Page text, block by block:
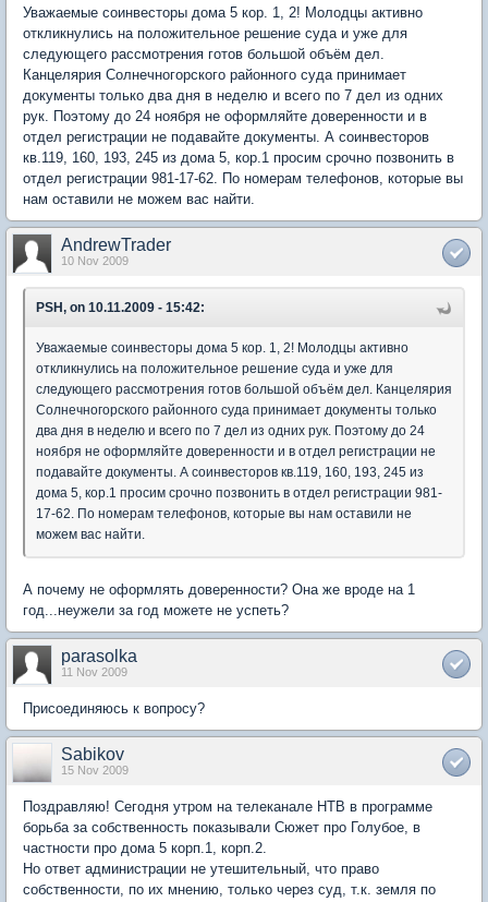
Уважаемые соинвесторы дома 5 кор. 1, 2! Молодцы активно
откликнулись на положительное решение суда и уже для
следующего рассмотрения готов большой объём дел.
Канцелярия Солнечногорского районного суда принимает
документы только два дня в неделю и всего по 7 дел из одних
рук. Поэтому до 24 ноября не оформляйте доверенности и в
отдел регистрации не подавайте документы. А соинвесторов
кв.119, 160, 193, 245 из дома 5, кор.1 просим срочно позвонить в
отдел регистрации 981-17-62. По номерам телефонов, которые вы
нам оставили не можем вас найти.
AndrewTrader
10 Nov 2009
PSH, on 10.11.2009 - 15:42:
Уважаемые соинвесторы дома 5 кор. 1, 2! Молодцы активно
откликнулись на положительное решение суда и уже для
следующего рассмотрения готов большой объём дел. Канцелярия
Солнечногорского районного суда принимает документы только
два дня в неделю и всего по 7 дел из одних рук. Поэтому до 24
ноября не оформляйте доверенности и в отдел регистрации не
подавайте документы. А соинвесторов кв.119, 160, 193, 245 из
дома 5, кор.1 просим срочно позвонить в отдел регистрации 981-
17-62. По номерам телефонов, которые вы нам оставили не
можем вас найти.
А почему не оформлять доверенности? Она же вроде на 1
год...неужели за год можете не успеть?
parasolka
11 Nov 2009
Присоединяюсь к вопросу?
Sabikov
15 Nov 2009
Поздравляю! Сегодня утром на телеканале НТВ в программе
борьба за собственность показывали Сюжет про Голубое, в
частности про дома 5 корп.1, корп.2.
Но ответ администрации не утешительный, что право
собственности, по их мнению, только через суд, т.к. земля по